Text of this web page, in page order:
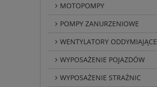
MOTOPOMPY
POMPY ZANURZENIOWE
WENTYLATORY ODDYMIAJĄCE
WYPOSAŻENIE POJAZDÓW
WYPOSAŻENIE STRAŻNIC